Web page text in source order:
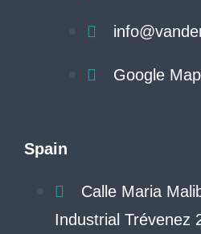
Google
Spain
Calle Maria
Industrial Trévenez